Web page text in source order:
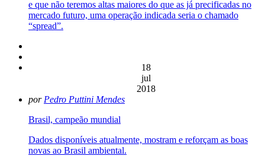
e que não teremos altas maiores do que as já precificadas no
mercado futuro, uma operação indicada seria o chamado
“spread”.
18
jul
2018
por Pedro Puttini Mendes
Brasil, campeão mundial
Dados disponíveis atualmente, mostram e reforçam as boas
novas ao Brasil ambiental.